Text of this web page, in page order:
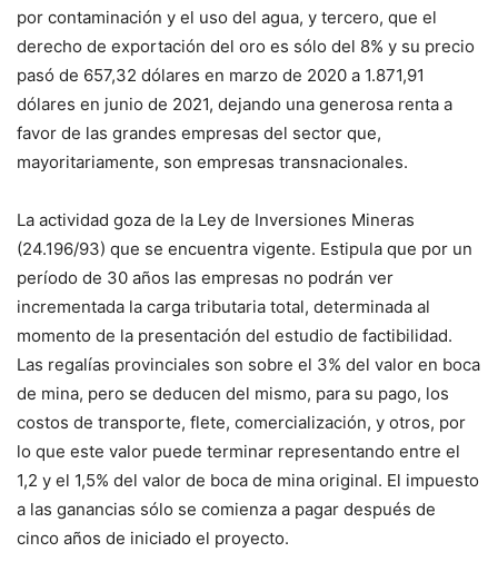
por contaminación y el uso del agua, y tercero, que el
derecho de exportación del oro es sólo del 8% y su precio
pasó de 657,32 dólares en marzo de 2020 a 1.871,91
dólares en junio de 2021, dejando una generosa renta a
favor de las grandes empresas del sector que,
mayoritariamente, son empresas transnacionales.
La actividad goza de la Ley de Inversiones Mineras
(24.196/93) que se encuentra vigente. Estipula que por un
período de 30 años las empresas no podrán ver
incrementada la carga tributaria total, determinada al
momento de la presentación del estudio de factibilidad.
Las regalías provinciales son sobre el 3% del valor en boca
de mina, pero se deducen del mismo, para su pago, los
costos de transporte, flete, comercialización, y otros, por
lo que este valor puede terminar representando entre el
1,2 y el 1,5% del valor de boca de mina original. El impuesto
a las ganancias sólo se comienza a pagar después de
cinco años de iniciado el proyecto.